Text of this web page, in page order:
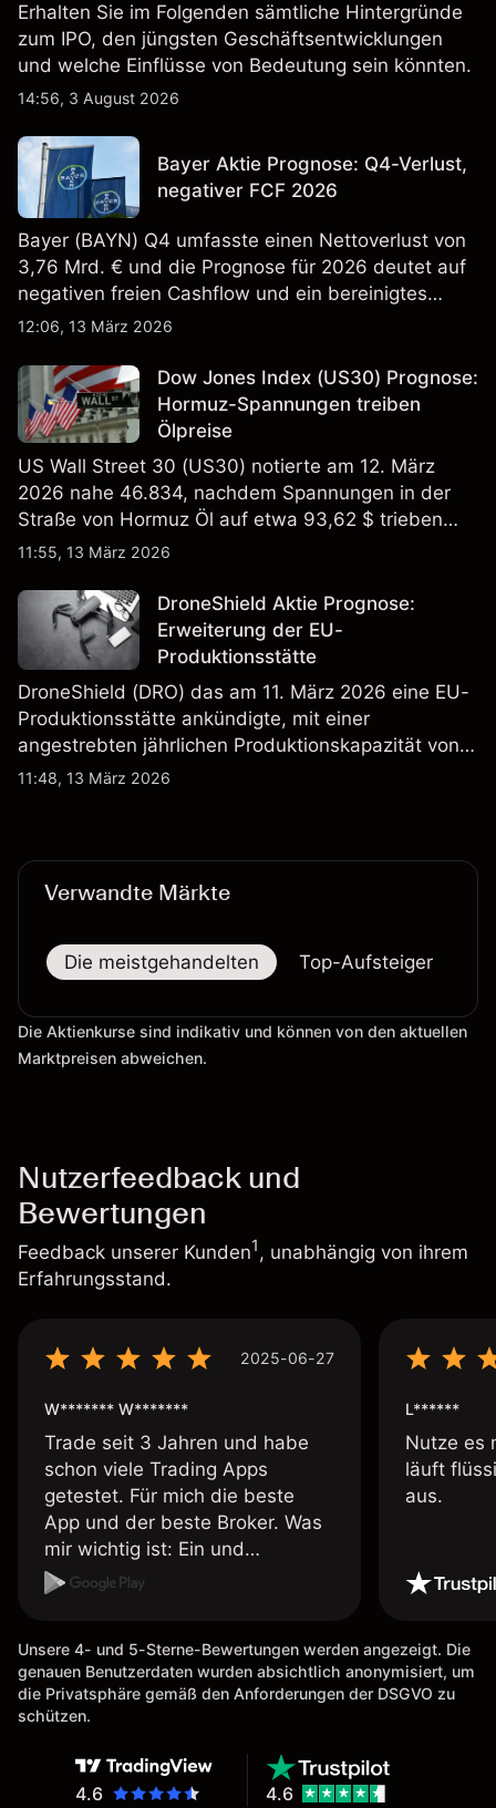
Erhalten Sie im Folgenden sämtliche Hintergründe
zum IPO, den jüngsten Geschäftsentwicklungen
und welche Einflüsse von Bedeutung sein könnten.
14:56, 3 August 2026
Bayer Aktie Prognose: Q4-Verlust,
negativer FCF 2026
Bayer (BAYN) Q4 umfasste einen Nettoverlust von
3,76 Mrd. € und die Prognose für 2026 deutet auf
negativen freien Cashflow und ein bereinigtes
EBITDA von 9,6–10,1 Mrd. € hin. Die
verlässlicher Indikator für zukünftige Ergebnisse.
12:06, 13 März 2026
Dow Jones Index (US30) Prognose:
Hormuz-Spannungen treiben
Ölpreise
US Wall Street 30 (US30) notierte am 12. März
2026 nahe 46.834, nachdem Spannungen in der
Straße von Hormuz Öl auf etwa 93,62 $ trieben
und die US-Arbeitslosigkeit auf 4,4% stieg. Die
verlässlicher Indikator für zukünftige Ergebnisse.
11:55, 13 März 2026
DroneShield Aktie Prognose:
Erweiterung der EU-
Produktionsstätte
DroneShield (DRO) das am 11. März 2026 eine EU-
Produktionsstätte ankündigte, mit einer
angestrebten jährlichen Produktionskapazität von
etwa 2,4 Mrd. AUD bis Ende 2026. Die
11:48, 13 März 2026
Verwandte Märkte
Die meistgehandelten Top-Aufsteiger
Die Aktienkurse sind indikativ und können von den aktuellen
Marktpreisen abweichen.
Nutzerfeedback und
Bewertungen
Feedback unserer Kunden1, unabhängig von ihrem
Erfahrungsstand.
2025-06-27
W******* W*******
Trade seit 3 Jahren und habe
schon viele Trading Apps
getestet. Für mich die beste
App und der beste Broker. Was
mir wichtig ist: Ein und
Auszahlungen per Kreditkarte
möglich. Berichte, Auszüge OK.
Eine Diagrammfunktion wie es
bei Naga ist wäre
L******
Nutze es
läuft
aus.
Unsere 4- und 5-Sterne-Bewertungen werden angezeigt. Die
genauen Benutzerdaten wurden absichtlich anonymisiert, um
die Privatsphäre gemäß den Anforderungen der DSGVO zu
schützen.
4.6 4.6